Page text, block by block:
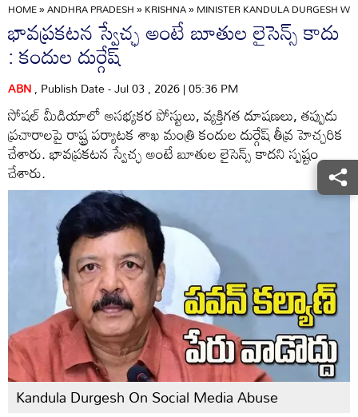
HOME»ANDHRA PRADESH»KRISHNA»MINISTER KANDULA DURGESH
భావప్రకటన స్వేచ్ఛ అంటే బూతుల లైసెన్స్ కాదు
: కందుల దుర్గేష్
ABN, Publish Date - Jul 03 , 2026 | 05:36 PM
సోషల్ మీడియాలో అసభ్యకర పోస్టులు, వ్యక్తిగత దూషణలు, తప్పుడు
ప్రచారాలపై రాష్ట్ర పర్యాటక శాఖ మంత్రి కందుల దుర్గేష్ తీవ్ర హెచ్చరిక
చేశారు. భావప్రకటన స్వేచ్ఛ అంటే బూతుల లైసెన్స్ కాదని స్పష్టం
చేశారు.
Kandula Durgesh On Social Media Abuse